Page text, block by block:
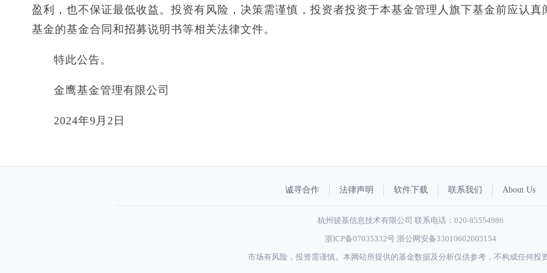
盈利，也不保证最低收益。投资有风险，决策需谨慎，投资者投资于本基金管理人旗下基金前应认真
基金的基金合同和招募说明书等相关法律文件。
特此公告。
金鹰基金管理有限公司
2024年9月2日
诚寻合作 法律声明 软件下载 联系我们 About Us
杭州骏基信息技术有限公司 联系电话：020-85554986
浙ICP备07035332号 浙公网安备33010602003154
市场有风险，投资需谨慎。本网站所提供的基金数据及分析仅供参考，不构成任何投资